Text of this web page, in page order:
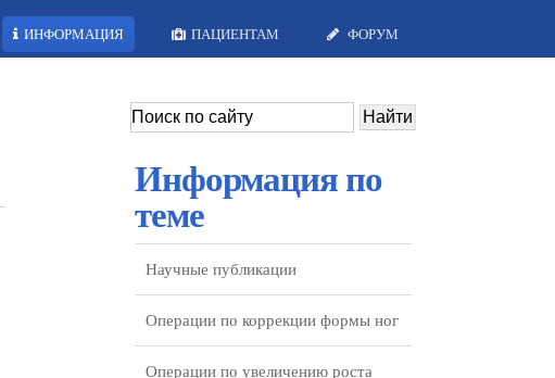
ИНФОРМАЦИЯ ПАЦИЕНТАМ ФОРУМ
Информация по
теме
Научные публикации
Операции по коррекции формы ног
Операции по увеличению роста